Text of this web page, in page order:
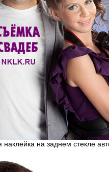
наклейка на заднем стекле